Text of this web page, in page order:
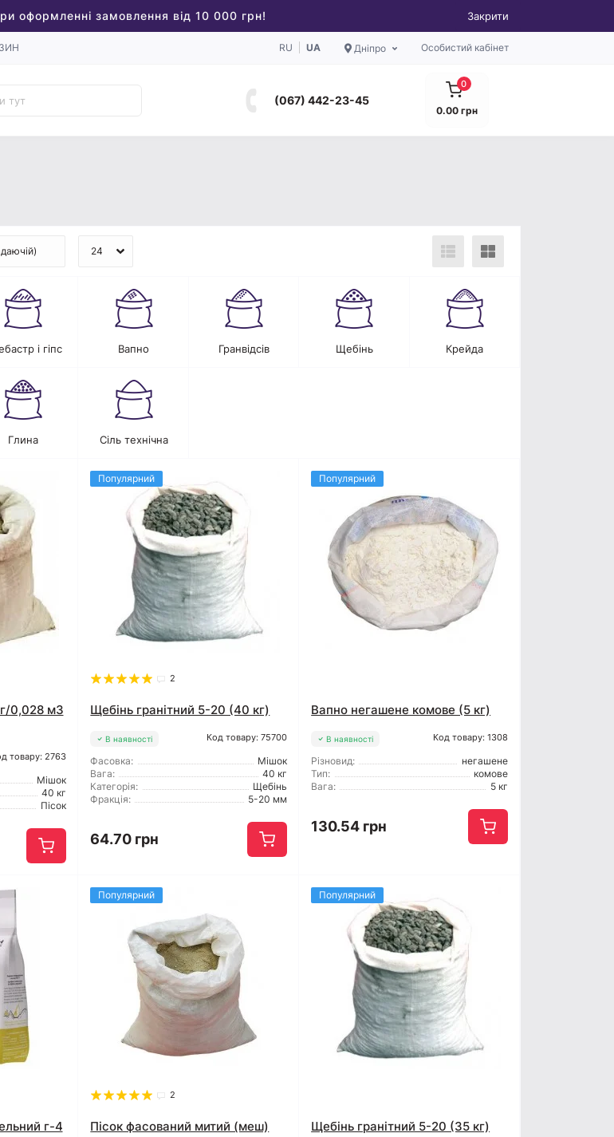
оформленні замовлення від 10 000 грн! Закрити
RU UA Дніпро Особистий кабінет
(067) 442-23-45
0
0.00 грн
і гіпс Вапно Гранвідсів Щебінь Крейда
Глина Сіль технічна
0,028 м3
товару: 2763
Мішок
40 кг
Пісок
Популярний
2
Щебінь гранітний 5-20 (40 кг)
В наявності Код товару: 75700
Фасовка:
Мішок
Вага:
40 кг
Категорія:
Щебінь
Фракція:
5-20 мм
64.70 грн
Популярний
Вапно негашене комове (5 кг)
В наявності Код товару: 1308
Різновид:
негашене
Тип:
комове
Вага:
5 кг
130.54 грн
г-4
Популярний
2
Пісок фасований митий (меш)
Популярний
Щебінь гранітний 5-20 (35 кг)